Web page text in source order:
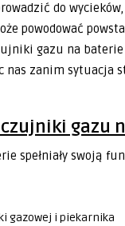
do
powodować
gazu na
nas zanim sytuacja
gazu
spełniały swoją
gazowej i piekarnika